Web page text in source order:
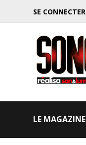
SE CONNECTER
LE MAGAZINE